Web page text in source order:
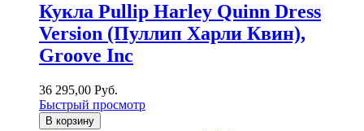
Кукла Pullip Harley Quinn Dress
Version (Пуллип Харли Квин),
Groove Inc
36 295,00 Руб.
Быстрый просмотр
В корзину